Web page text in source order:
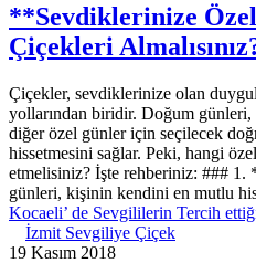
**Sevdiklerinize
Çiçekleri
Çiçekler, sevdiklerinize olan
yollarından biridir. Doğum
diğer özel günler için seçilecek
hissetmesini sağlar. Peki, hangi
etmelisiniz? İşte rehberiniz: ###
günleri, kişinin kendini en mutlu
Kocaeli’ de Sevgililerin Tercih
İzmit Sevgiliye Çiçek
19 Kasım 2018